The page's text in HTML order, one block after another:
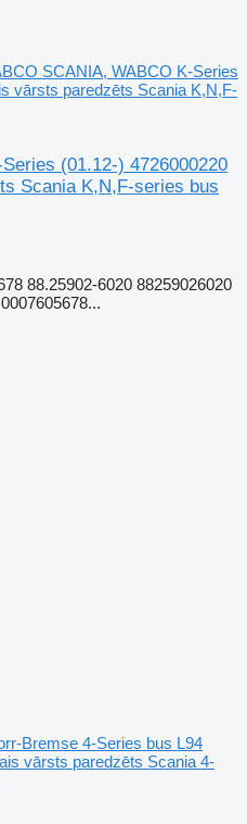
SCANIA, WABCO K-Series
vārsts paredzēts Scania K,N,F-
(01.12-) 4726000220
Scania K,N,F-series bus
88.25902-6020 88259026020
Bremse 4-Series bus L94
vārsts paredzēts Scania 4-